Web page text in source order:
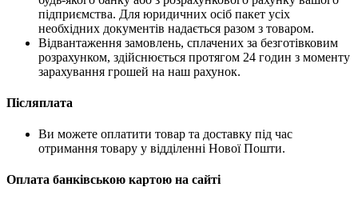
підприємства. Для юридичних осіб пакет усіх
необхідних документів надається разом з товаром.
Відвантаження замовлень, сплачених за безготівковим
розрахунком, здійснюється протягом 24 годин з моменту
зарахування грошей на наш рахунок.
Післяплата
Ви можете оплатити товар та доставку під час
отримання товару у відділенні Нової Пошти.
Оплата банківською картою на сайті